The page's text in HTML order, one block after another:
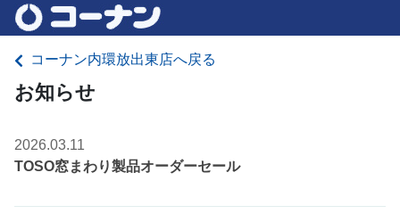
コーナン内環放出東店へ戻る
お知らせ
2026.03.11
TOSO窓まわり製品オーダーセール